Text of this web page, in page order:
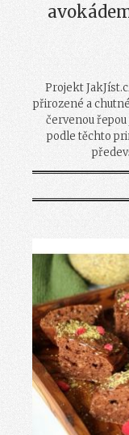
Projekt
přirozené a
červenou
podle těchto